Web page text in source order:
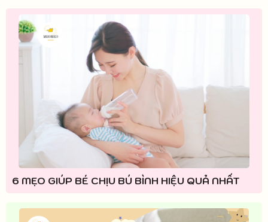
6 MẸO GIÚP BÉ CHỊU BÚ BÌNH HIỆU QUẢ NHẤT